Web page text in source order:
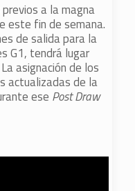
a la magna
este fin de semana.
de salida para la
G1, tendrá lugar
asignación de los
actualizadas de la
ese Post Draw